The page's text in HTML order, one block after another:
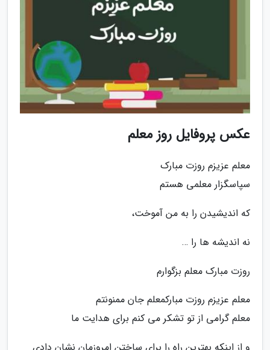
عکس پروفایل روز معلم
معلم عزیزم روزت مبارک
سپاسگزار معلمی هستم
که اندیشیدن را به من آموخت،
نه اندیشه ها را …
روزت مبارک معلم بزگوارم
معلم عزیزم روزت مبارکمعلم جان ممنونتم
معلم گرامی از تو تشکر می کنم برای هدایت ما